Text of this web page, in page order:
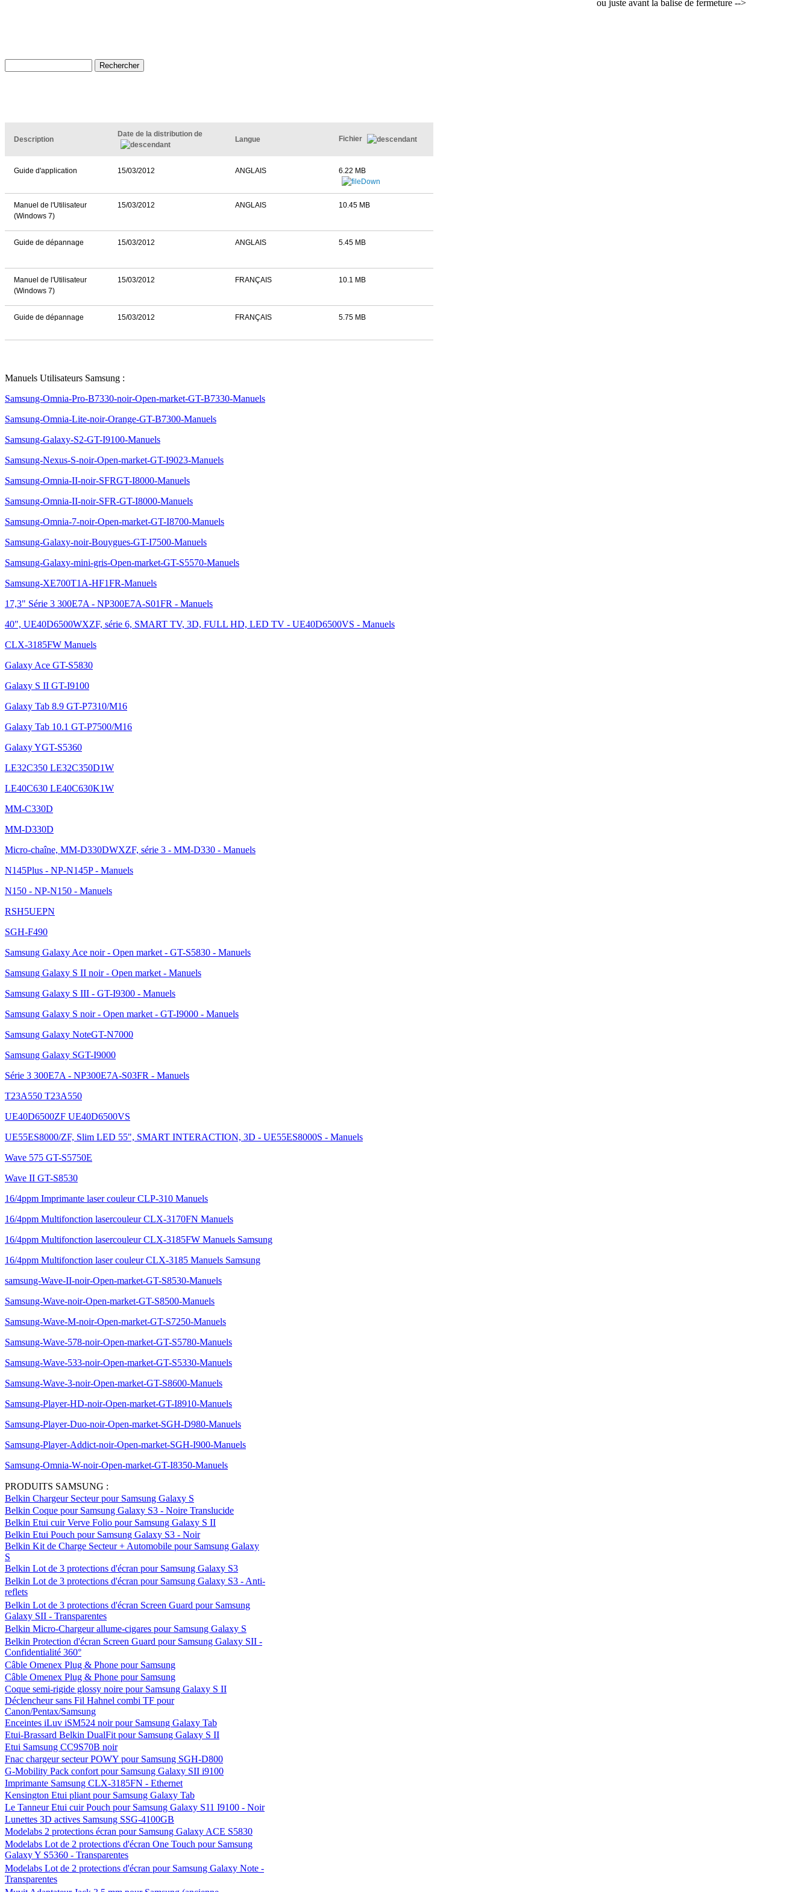
ou juste avant la balise de fermeture -->
Description
Date de la distribution de
Langue Fichier
Guide d'application 15/03/2012 ANGLAIS 6.22 MB
Manuel de l'Utilisateur
(Windows 7)
15/03/2012 ANGLAIS 10.45 MB
Guide de dépannage 15/03/2012 ANGLAIS 5.45 MB
Manuel de l'Utilisateur
(Windows 7)
15/03/2012 FRANÇAIS 10.1 MB
Guide de dépannage 15/03/2012 FRANÇAIS 5.75 MB
Manuels Utilisateurs Samsung :
Samsung-Omnia-Pro-B7330-noir-Open-market-GT-B7330-Manuels
Samsung-Omnia-Lite-noir-Orange-GT-B7300-Manuels
Samsung-Galaxy-S2-GT-I9100-Manuels
Samsung-Nexus-S-noir-Open-market-GT-I9023-Manuels
Samsung-Omnia-II-noir-SFRGT-I8000-Manuels
Samsung-Omnia-II-noir-SFR-GT-I8000-Manuels
Samsung-Omnia-7-noir-Open-market-GT-I8700-Manuels
Samsung-Galaxy-noir-Bouygues-GT-I7500-Manuels
Samsung-Galaxy-mini-gris-Open-market-GT-S5570-Manuels
Samsung-XE700T1A-HF1FR-Manuels
17,3" Série 3 300E7A - NP300E7A-S01FR - Manuels
40", UE40D6500WXZF, série 6, SMART TV, 3D, FULL HD, LED TV - UE40D6500VS - Manuels
CLX-3185FW Manuels
Galaxy Ace GT-S5830
Galaxy S II GT-I9100
Galaxy Tab 8.9 GT-P7310/M16
Galaxy Tab 10.1 GT-P7500/M16
Galaxy YGT-S5360
LE32C350 LE32C350D1W
LE40C630 LE40C630K1W
MM-C330D
MM-D330D
Micro-chaîne, MM-D330DWXZF, série 3 - MM-D330 - Manuels
N145Plus - NP-N145P - Manuels
N150 - NP-N150 - Manuels
RSH5UEPN
SGH-F490
Samsung Galaxy Ace noir - Open market - GT-S5830 - Manuels
Samsung Galaxy S II noir - Open market - Manuels
Samsung Galaxy S III - GT-I9300 - Manuels
Samsung Galaxy S noir - Open market - GT-I9000 - Manuels
Samsung Galaxy NoteGT-N7000
Samsung Galaxy SGT-I9000
Série 3 300E7A - NP300E7A-S03FR - Manuels
T23A550 T23A550
UE40D6500ZF UE40D6500VS
UE55ES8000/ZF, Slim LED 55", SMART INTERACTION, 3D - UE55ES8000S - Manuels
Wave 575 GT-S5750E
Wave II GT-S8530
16/4ppm Imprimante laser couleur CLP-310 Manuels
16/4ppm Multifonction lasercouleur CLX-3170FN Manuels
16/4ppm Multifonction lasercouleur CLX-3185FW Manuels Samsung
16/4ppm Multifonction laser couleur CLX-3185 Manuels Samsung
samsung-Wave-II-noir-Open-market-GT-S8530-Manuels
Samsung-Wave-noir-Open-market-GT-S8500-Manuels
Samsung-Wave-M-noir-Open-market-GT-S7250-Manuels
Samsung-Wave-578-noir-Open-market-GT-S5780-Manuels
Samsung-Wave-533-noir-Open-market-GT-S5330-Manuels
Samsung-Wave-3-noir-Open-market-GT-S8600-Manuels
Samsung-Player-HD-noir-Open-market-GT-I8910-Manuels
Samsung-Player-Duo-noir-Open-market-SGH-D980-Manuels
Samsung-Player-Addict-noir-Open-market-SGH-I900-Manuels
Samsung-Omnia-W-noir-Open-market-GT-I8350-Manuels
PRODUITS SAMSUNG :
Belkin Chargeur Secteur pour Samsung Galaxy S
Belkin Coque pour Samsung Galaxy S3 - Noire Translucide
Belkin Etui cuir Verve Folio pour Samsung Galaxy S II
Belkin Etui Pouch pour Samsung Galaxy S3 - Noir
Belkin Kit de Charge Secteur + Automobile pour Samsung Galaxy
S
Belkin Lot de 3 protections d'écran pour Samsung Galaxy S3
Belkin Lot de 3 protections d'écran pour Samsung Galaxy S3 - Anti-
reflets
Belkin Lot de 3 protections d'écran Screen Guard pour Samsung
Galaxy SII - Transparentes
Belkin Micro-Chargeur allume-cigares pour Samsung Galaxy S
Belkin Protection d'écran Screen Guard pour Samsung Galaxy SII -
Confidentialité 360°
Câble Omenex Plug & Phone pour Samsung
Câble Omenex Plug & Phone pour Samsung
Coque semi-rigide glossy noire pour Samsung Galaxy S II
Déclencheur sans Fil Hahnel combi TF pour
Canon/Pentax/Samsung
Enceintes iLuv iSM524 noir pour Samsung Galaxy Tab
Etui-Brassard Belkin DualFit pour Samsung Galaxy S II
Etui Samsung CC9S70B noir
Fnac chargeur secteur POWY pour Samsung SGH-D800
G-Mobility Pack confort pour Samsung Galaxy SII i9100
Imprimante Samsung CLX-3185FN - Ethernet
Kensington Etui pliant pour Samsung Galaxy Tab
Le Tanneur Etui cuir Pouch pour Samsung Galaxy S11 I9100 - Noir
Lunettes 3D actives Samsung SSG-4100GB
Modelabs 2 protections écran pour Samsung Galaxy ACE S5830
Modelabs Lot de 2 protections d'écran One Touch pour Samsung
Galaxy Y S5360 - Transparentes
Modelabs Lot de 2 protections d'écran pour Samsung Galaxy Note -
Transparentes